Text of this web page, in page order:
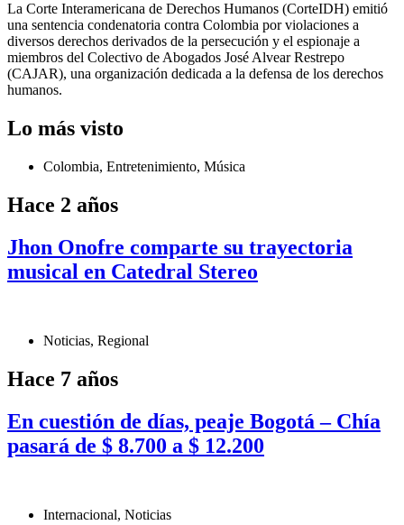
La Corte Interamericana de Derechos Humanos (CorteIDH) emitió
una sentencia condenatoria contra Colombia por violaciones a
diversos derechos derivados de la persecución y el espionaje a
miembros del Colectivo de Abogados José Alvear Restrepo
(CAJAR), una organización dedicada a la defensa de los derechos
humanos.
Lo más visto
Colombia, Entretenimiento, Música
Hace 2 años
Jhon Onofre comparte su trayectoria
musical en Catedral Stereo
Noticias, Regional
Hace 7 años
En cuestión de días, peaje Bogotá – Chía
pasará de $ 8.700 a $ 12.200
Internacional, Noticias